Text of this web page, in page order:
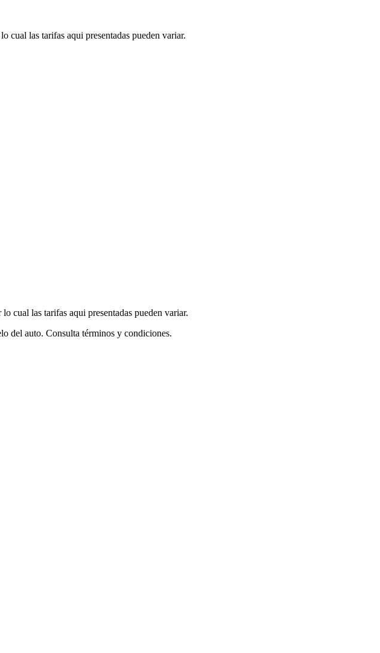
cual las tarifas aqui presentadas pueden variar.
cual las tarifas aqui presentadas pueden variar.
del auto. Consulta términos y condiciones.